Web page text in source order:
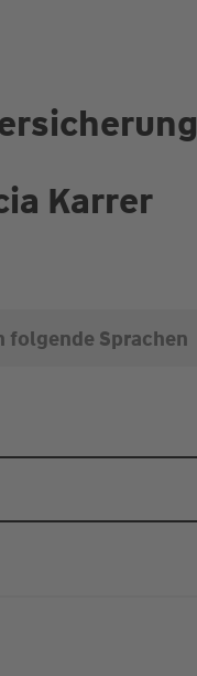
Karrer
folgende Sprachen